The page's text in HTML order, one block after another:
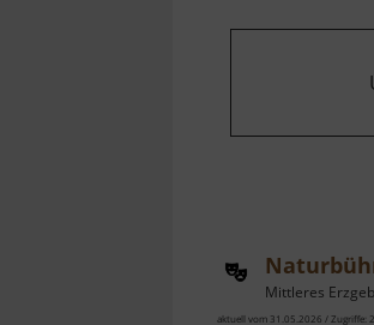
Mittleres
aktuell vom 31.05.2026 / Zugriffe: